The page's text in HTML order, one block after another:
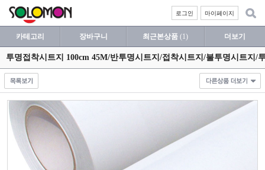
마이페이지
로그인
카테고리 장바구니 최근본상품 (1) 더보기
투명접착시트지 100cm 45M/반투명시트지/접착시트지/불투명시트지/